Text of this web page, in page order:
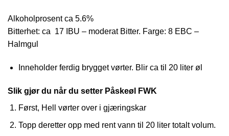
Alkoholprosent ca 5.6%
Bitterhet: ca 17 IBU – moderat Bitter. Farge: 8 EBC –
Halmgul
Inneholder ferdig brygget vørter. Blir ca til 20 liter øl
Slik gjør du når du setter Påskeøl FWK
Først, Hell vørter over i gjæringskar
Topp deretter opp med rent vann til 20 liter totalt volum.